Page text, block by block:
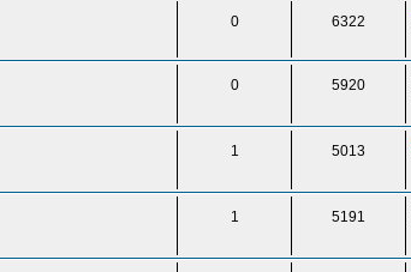
0 6322
0 5920
1 5013
1 5191